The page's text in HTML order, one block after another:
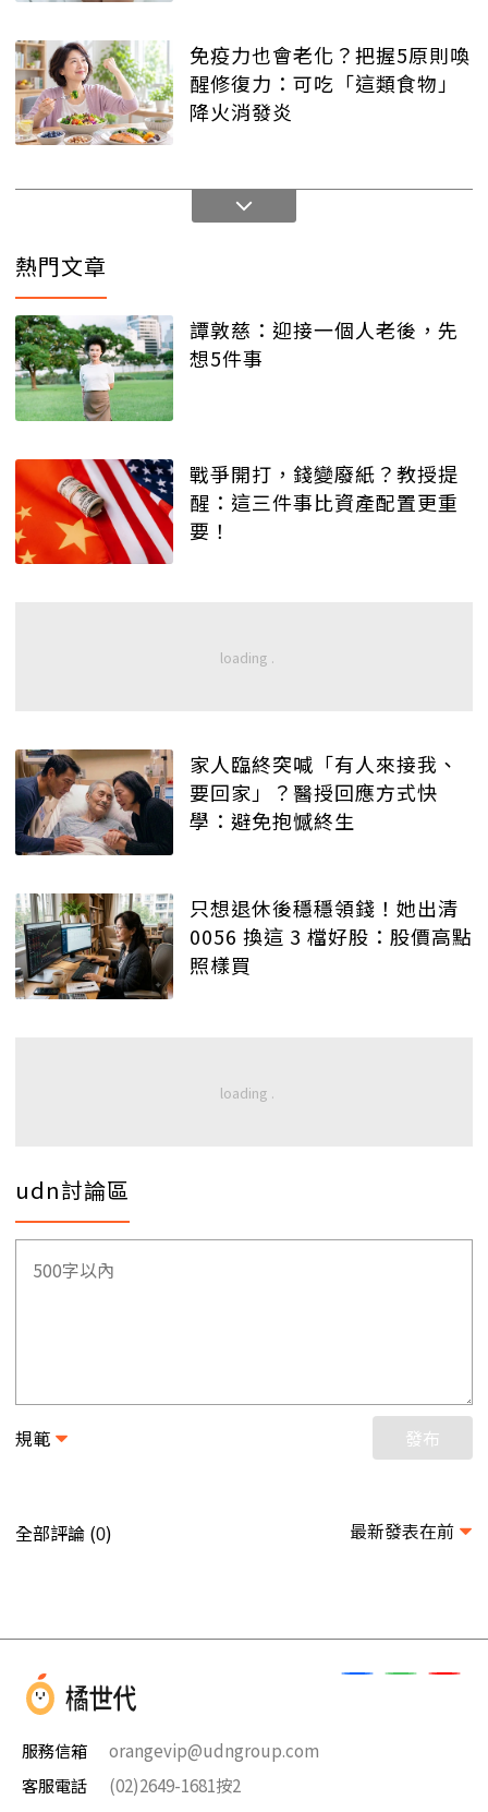
免疫力也會老化？把握5原則喚
醒修復力：可吃「這類食物」
降火消發炎
熱門文章
譚敦慈：迎接一個人老後，先
想5件事
戰爭開打，錢變廢紙？教授提
醒：這三件事比資產配置更重
要！
家人臨終突喊「有人來接我、
要回家」？醫授回應方式快
學：避免抱憾終生
只想退休後穩穩領錢！她出清
0056 換這 3 檔好股：股價高點
照樣買
udn討論區
規範 發布
全部評論 (0) 最新發表在前
服務信箱
orangevip@udngroup.com
客服電話
(02)2649-1681按2